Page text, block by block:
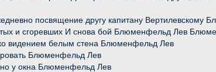
посвящение другу капитану Вертилевскому
и сгоревших И снова бой Блюменфельд Лев
видением белым стена Блюменфельд Лев
Блюменфельд Лев
у окна Блюменфельд Лев